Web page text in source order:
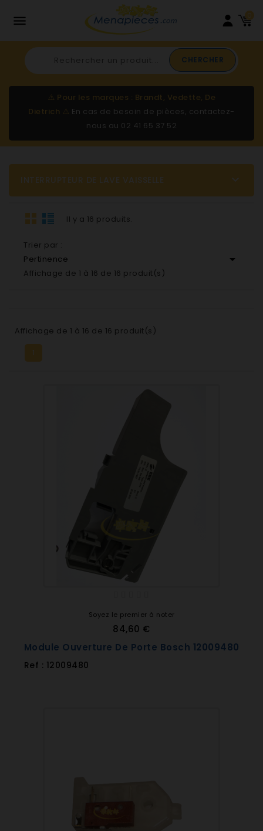
 0
CHERCHER
⚠️ Pour les marques : Brandt, Vedette, De
Dietrich ⚠️ En cas de besoin de pièces, contactez-
nous au 02 41 65 37 52
INTERRUPTEUR DE LAVE VAISSELLE 
Il y a 16 produits.
Trier par :
Pertinence

Affichage de 1 à 16 de 16 produit(s)
Affichage de 1 à 16 de 16 produit(s)
1
Soyez le premier à noter
84,60 €
Module Ouverture De Porte Bosch 12009480
Ref : 12009480